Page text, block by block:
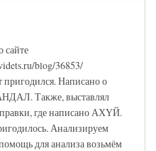
сайте
blog/36853/
пригодился. Написано о
Также, выставлял
где написано АХҮЙ.
Анализируем
для анализа возьмём